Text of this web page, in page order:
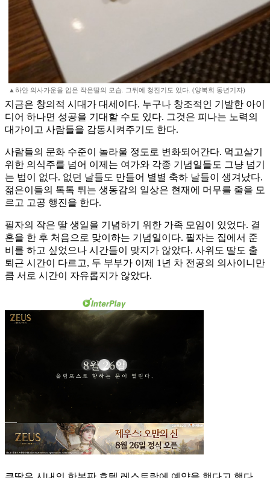
▲하얀 의사가운을 입은 작은딸의 모습. 그뒤에 청진기도 있다. (양복희 동년기자)
지금은 창의적 시대가 대세이다. 누구나 창조적인 기발한 아이
디어 하나면 성공을 기대할 수도 있다. 그것은 피나는 노력의
대가이고 사람들을 감동시켜주기도 한다.
사람들의 문화 수준이 놀라울 정도로 변화되어간다. 먹고살기
위한 의식주를 넘어 이제는 여가와 각종 기념일들도 그냥 넘기
는 법이 없다. 없던 날들도 만들어 별별 축하 날들이 생겨났다.
젊은이들의 톡톡 튀는 생동감의 일상은 현재에 머무를 줄을 모
르고 고공 행진을 한다.
필자의 작은 딸 생일을 기념하기 위한 가족 모임이 있었다. 결
혼을 한 후 처음으로 맞이하는 기념일이다. 필자는 집에서 준
비를 하고 싶었으나 시간들이 맞지가 않았다. 사위도 딸도 출
퇴근 시간이 다르고, 두 부부가 이제 1년 차 전공의 의사이니만
큼 서로 시간이 자유롭지가 않았다.